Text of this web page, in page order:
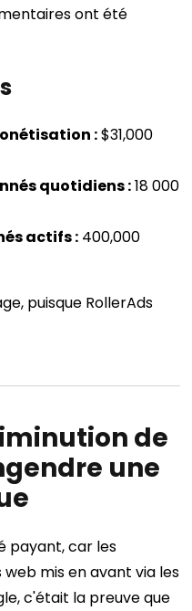
ont été
:$31,000
quotidiens :18 000
actifs : 400,000
puisque RollerAds
de
une
payant, car les
mis en avant via les
c'était la preuve que